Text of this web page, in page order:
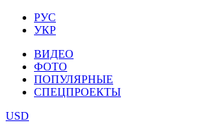
РУС
УКР
ВИДЕО
ФОТО
ПОПУЛЯРНЫЕ
СПЕЦПРОЕКТЫ
USD